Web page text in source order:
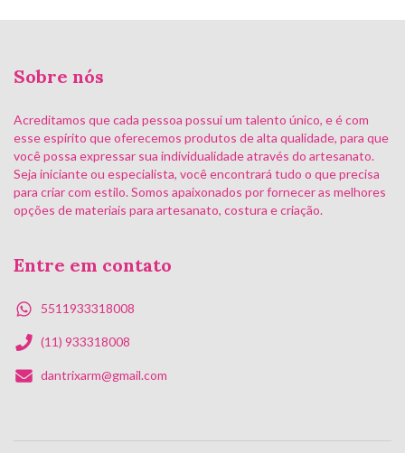
Sobre nós
Acreditamos que cada pessoa possui um talento único, e é com
esse espírito que oferecemos produtos de alta qualidade, para que
você possa expressar sua individualidade através do artesanato.
Seja iniciante ou especialista, você encontrará tudo o que precisa
para criar com estilo. Somos apaixonados por fornecer as melhores
opções de materiais para artesanato, costura e criação.
Entre em contato
5511933318008
(11) 933318008
dantrixarm@gmail.com